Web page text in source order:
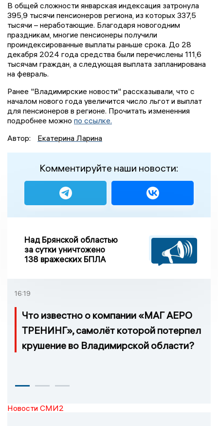
В общей сложности январская индексация затронула
395,9 тысячи пенсионеров региона, из которых 337,5
тысячи – неработающие. Благодаря новогодним
праздникам, многие пенсионеры получили
проиндексированные выплаты раньше срока. До 28
декабря 2024 года средства были перечислены 111,6
тысячам граждан, а следующая выплата запланирована
на февраль.
Ранее "Владимирские новости" рассказывали, что с
началом нового года увеличится число льгот и выплат
для пенсионеров в регионе. Прочитать измененния
подробнее можно по ссылке.
Автор:
Екатерина Ларина
Комментируйте наши новости:
Над Брянской областью
за сутки уничтожено
138 вражеских БПЛА
16:19
Что известно о компании «МАГ АЕРО
ТРЕНИНГ», самолёт которой потерпел
крушение во Владимирской области?
Новости СМИ2